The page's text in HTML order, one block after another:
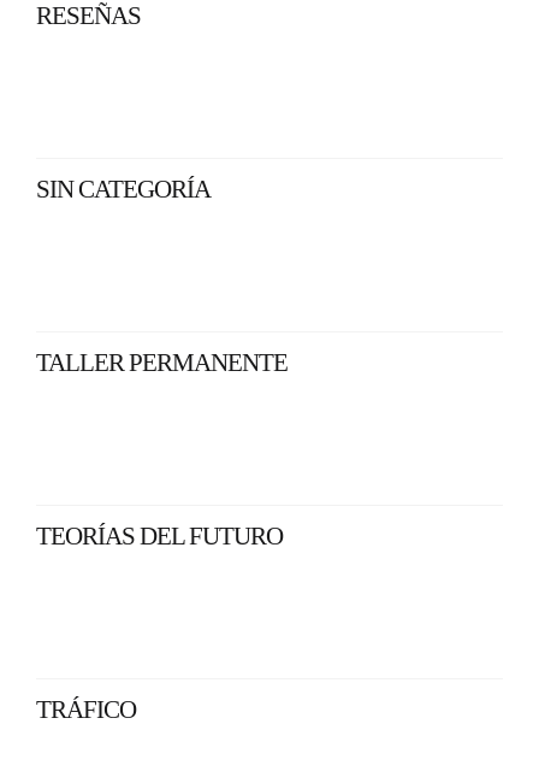
RESEÑAS
SIN CATEGORÍA
TALLER PERMANENTE
TEORÍAS DEL FUTURO
TRÁFICO